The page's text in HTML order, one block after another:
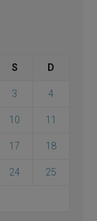
S D
3 4
10 11
17 18
24 25